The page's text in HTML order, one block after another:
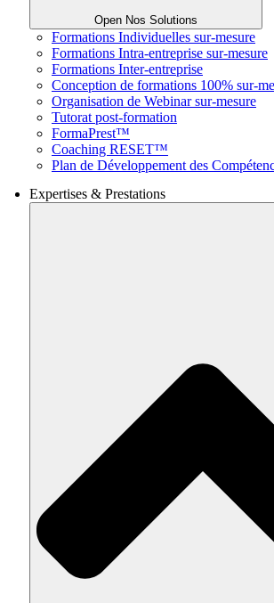
Open Nos Solutions
Formations Individuelles sur-mesure
Formations Intra-entreprise sur-mesure
Formations Inter-entreprise
Conception de formations 100% sur-
Organisation de Webinar sur-mesure
Tutorat post-formation
FormaPrest™
Coaching RESET™
Plan de Développement des
Expertises & Prestations